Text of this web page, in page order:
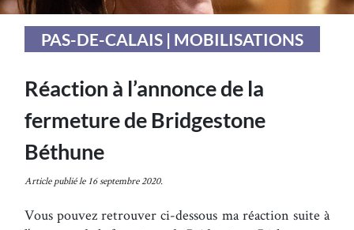
PAS-DE-CALAIS | MOBILISATIONS
Réaction à l’annonce de la
fermeture de Bridgestone
Béthune
Article publié le 16 septembre 2020.
Vous pouvez retrouver ci-dessous ma réaction suite à